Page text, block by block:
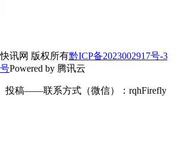
讯网 版权所有黔ICP备2023002917号-3
号Powered by 腾讯云
投稿——联系方式（微信）：rqhFirefly